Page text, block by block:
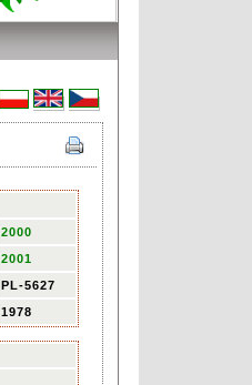
2000
2001
PL-5627
1978